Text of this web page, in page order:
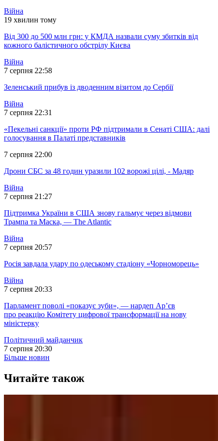
Війна
19 хвилин тому
Від 300 до 500 млн грн: у КМДА назвали суму збитків від
кожного балістичного обстрілу Києва
Війна
7 серпня 22:58
Зеленський прибув із дводенним візитом до Сербії
Війна
7 серпня 22:31
«Пекельні санкції» проти РФ підтримали в Сенаті США: далі
голосування в Палаті представників
7 серпня 22:00
Дрони СБС за 48 годин уразили 102 ворожі цілі, - Мадяр
Війна
7 серпня 21:27
Підтримка України в США знову гальмує через відмови
Трампа та Маска, — The Atlantic
Війна
7 серпня 20:57
Росія завдала удару по одеському стадіону «Чорноморець»
Війна
7 серпня 20:33
Парламент поволі «показує зуби», — нардеп Ар’єв
про реакцію Комітету цифрової трансформації на нову
міністерку
Політичний майданчик
7 серпня 20:30
Більше новин
Читайте також